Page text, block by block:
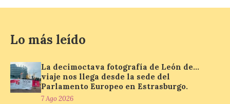
El eclipse genera un boom
precios desorbitados,
según SiteMinder
7 Ago 2026
Lo más leído
La decimoctava fotografía de León de…
viaje nos llega desde la sede del
Parlamento Europeo en Estrasburgo.
7 Ago 2026